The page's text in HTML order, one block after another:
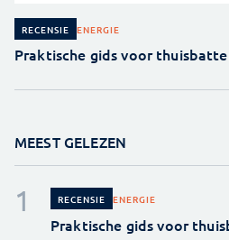
RECENSIE ENERGIE
Praktische gids voor
MEEST GELEZEN
RECENSIE ENERGIE
Praktische gids voor